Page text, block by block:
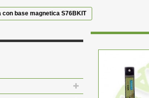
con base magnetica S76BKIT